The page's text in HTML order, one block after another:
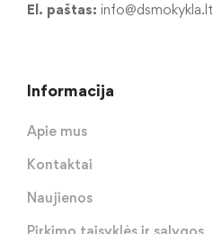
El. paštas: info@dsmokykla.lt
Informacija
Apie mus
Kontaktai
Naujienos